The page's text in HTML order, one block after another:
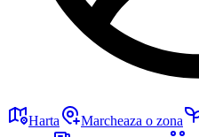
Harta Marcheaza o zona